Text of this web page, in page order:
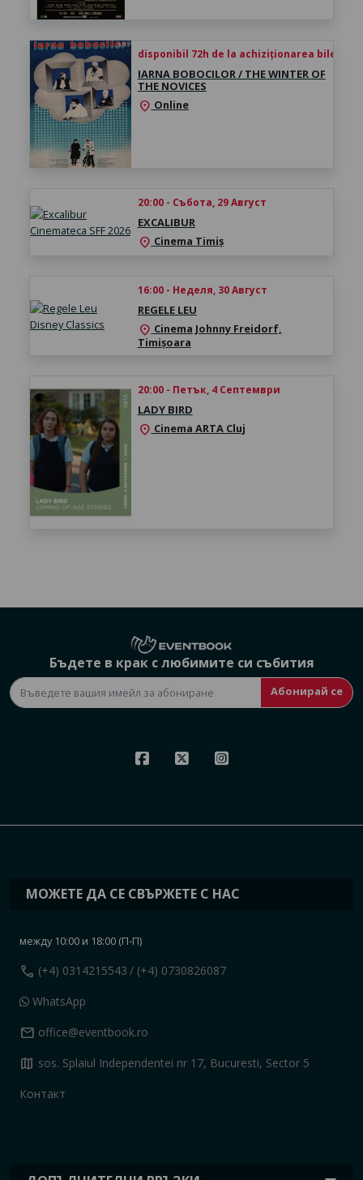
disponibil 72h de la achiziționarea biletului
IARNA BOBOCILOR / THE WINTER OF
THE NOVICES
location_on Online
20:00 - Събота, 29 Август
EXCALIBUR
location_on Cinema Timiș
16:00 - Неделя, 30 Август
REGELE LEU
location_on Cinema Johnny Freidorf,
Timișoara
20:00 - Петък, 4 Септември
LADY BIRD
location_on Cinema ARTA Cluj
Бъдете в крак с любимите си събития
Абонирай се
МОЖЕТЕ ДА СЕ СВЪРЖЕТЕ С НАС
между 10:00 и 18:00 (П-П)
call (+4) 0314215543 / (+4) 0730826087
WhatsApp
mail office@eventbook.ro
map sos. Splaiul Independentei nr 17, Bucuresti, Sector 5
Контакт